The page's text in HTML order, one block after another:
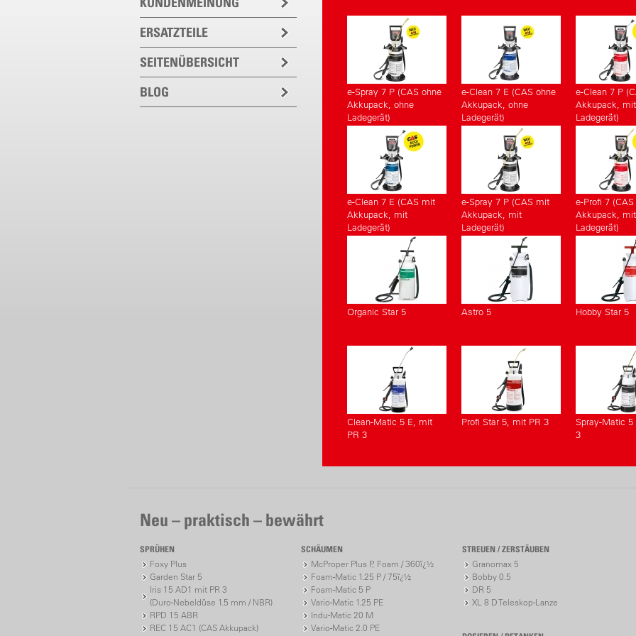
ERSATZTEILE
SEITENÜBERSICHT
BLOG
e-Spray 7 P (CAS ohne
Akkupack, ohne
Ladegerät)
e-Clean 7 E (CAS ohne
Akkupack, ohne
Ladegerät)
e-Clean 7 P
Akkupack, mit
Ladegerät)
e-Clean 7 E (CAS mit
Akkupack, mit
Ladegerät)
e-Spray 7 P (CAS mit
Akkupack, mit
Ladegerät)
e-Profi 7
Akkupack, mit
Ladegerät)
Organic Star 5 Astro 5 Hobby Star 5
Clean-Matic 5 E, mit
PR 3
Profi Star 5, mit PR 3
Spray-Matic 5
3
Neu – praktisch – bewährt
SPRÜHEN
Foxy Plus
Garden Star 5
Iris 15 AD1 mit PR 3
(Duro-Nebeldüse 1.5 mm / NBR)
RPD 15 ABR
REC 15 AC1 (CAS Akkupack)
SCHÄUMEN
McProper Plus P, Foam / 360ï¿½
Foam-Matic 1.25 P / 75ï¿½
Foam-Matic 5 P
Vario-Matic 1.25 PE
Indu-Matic 20 M
Vario-Matic 2.0 PE
STREUEN / ZERSTÄUBEN
Granomax 5
Bobby 0.5
DR 5
XL 8 D Teleskop-Lanze